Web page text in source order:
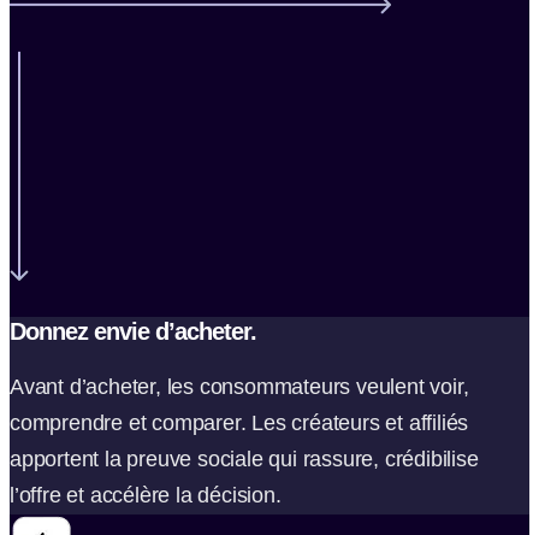
Donnez envie d’acheter.
Avant d’acheter, les consommateurs veulent voir,
comprendre et comparer. Les créateurs et affiliés
apportent la preuve sociale qui rassure, crédibilise
l’offre et accélère la décision.